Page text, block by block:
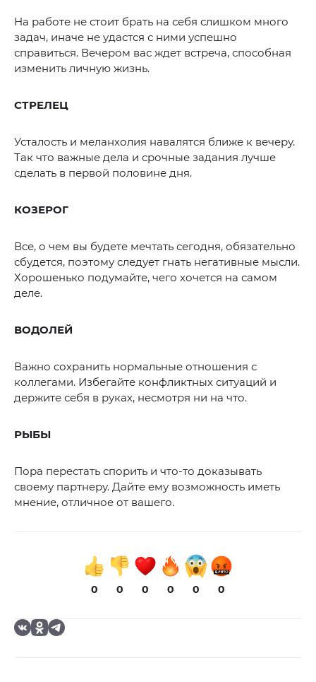
На работе не стоит брать на себя слишком много
задач, иначе не удастся с ними успешно
справиться. Вечером вас ждет встреча, способная
изменить личную жизнь.
СТРЕЛЕЦ
Усталость и меланхолия навалятся ближе к вечеру.
Так что важные дела и срочные задания лучше
сделать в первой половине дня.
КОЗЕРОГ
Все, о чем вы будете мечтать сегодня, обязательно
сбудется, поэтому следует гнать негативные мысли.
Хорошенько подумайте, чего хочется на самом
деле.
ВОДОЛЕЙ
Важно сохранить нормальные отношения с
коллегами. Избегайте конфликтных ситуаций и
держите себя в руках, несмотря ни на что.
РЫБЫ
Пора перестать спорить и что-то доказывать
своему партнеру. Дайте ему возможность иметь
мнение, отличное от вашего.
0 0 0 0 0 0